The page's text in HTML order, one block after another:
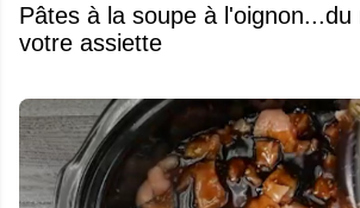
Pâtes à la soupe à l'oignon...du
votre assiette